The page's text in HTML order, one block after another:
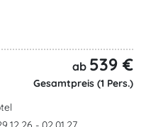
ab 539 €
Gesamtpreis (1 Pers.)